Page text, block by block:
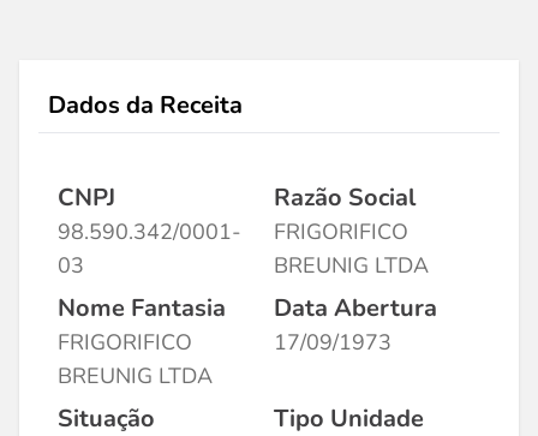
Dados da Receita
CNPJ
98.590.342/0001-
03
Razão Social
FRIGORIFICO
BREUNIG LTDA
Nome Fantasia
FRIGORIFICO
BREUNIG LTDA
Data Abertura
17/09/1973
Situação Tipo Unidade